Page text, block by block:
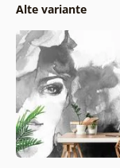
Alte variante